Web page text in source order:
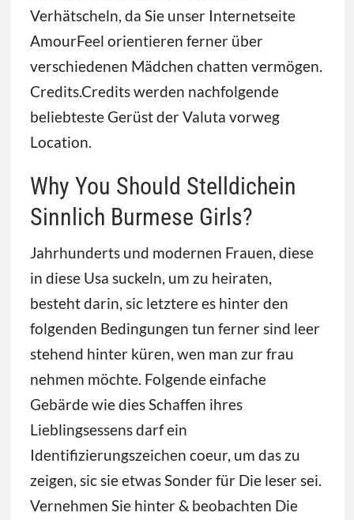
Verhätscheln, da Sie unser Internetseite
AmourFeel orientieren ferner über
verschiedenen Mädchen chatten vermögen.
Credits.Credits werden nachfolgende
beliebteste Gerüst der Valuta vorweg
Location.
Why You Should Stelldichein
Sinnlich Burmese Girls?
Jahrhunderts und modernen Frauen, diese
in diese Usa suckeln, um zu heiraten,
besteht darin, sic letztere es hinter den
folgenden Bedingungen tun ferner sind leer
stehend hinter küren, wen man zur frau
nehmen möchte. Folgende einfache
Gebärde wie dies Schaffen ihres
Lieblingsessens darf ein
Identifizierungszeichen coeur, um das zu
zeigen, sic sie etwas Sonder für Die leser sei.
Vernehmen Sie hinter & beobachten Die